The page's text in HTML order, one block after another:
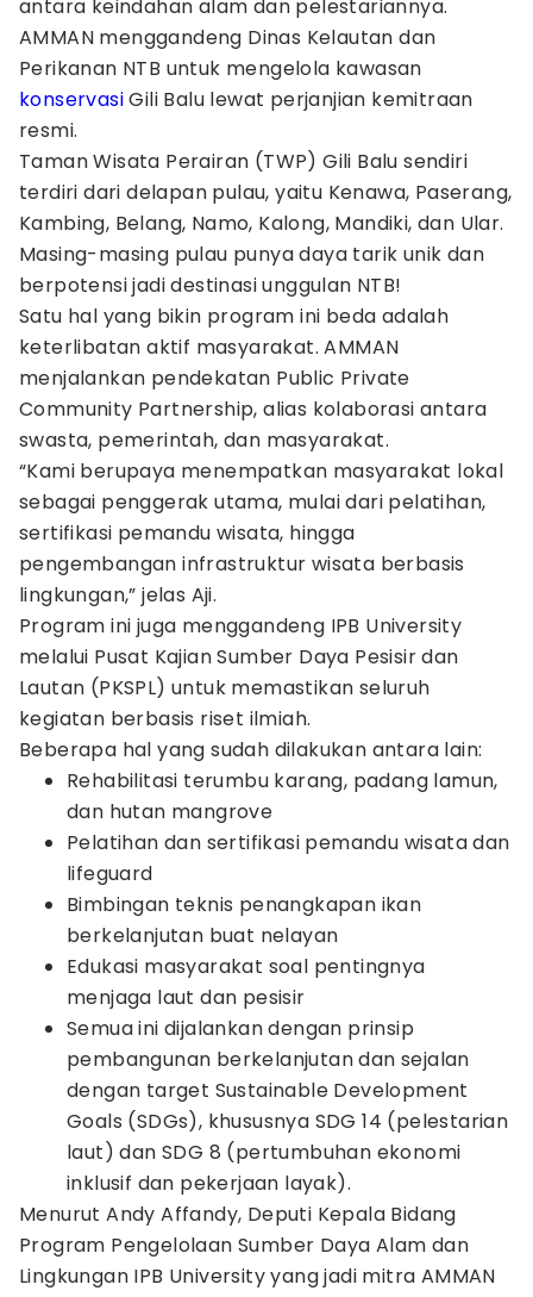
antara keindahan alam dan pelestariannya.
AMMAN menggandeng Dinas Kelautan dan
Perikanan NTB untuk mengelola kawasan
konservasiGili Balu lewat perjanjian kemitraan
resmi.
Taman Wisata Perairan (TWP) Gili Balu sendiri
terdiri dari delapan pulau, yaitu Kenawa, Paserang,
Kambing, Belang, Namo, Kalong, Mandiki, dan Ular.
Masing-masing pulau punya daya tarik unik dan
berpotensi jadi destinasi unggulan NTB!
Satu hal yang bikin program ini beda adalah
keterlibatan aktif masyarakat. AMMAN
menjalankan pendekatan Public Private
Community Partnership, alias kolaborasi antara
swasta, pemerintah, dan masyarakat.
“Kami berupaya menempatkan masyarakat lokal
sebagai penggerak utama, mulai dari pelatihan,
sertifikasi pemandu wisata, hingga
pengembangan infrastruktur wisata berbasis
lingkungan,” jelas Aji.
Program ini juga menggandeng IPB University
melalui Pusat Kajian Sumber Daya Pesisir dan
Lautan (PKSPL) untuk memastikan seluruh
kegiatan berbasis riset ilmiah.
Beberapa hal yang sudah dilakukan antara lain:
Rehabilitasi terumbu karang, padang lamun,
dan hutan mangrove
Pelatihan dan sertifikasi pemandu wisata dan
lifeguard
Bimbingan teknis penangkapan ikan
berkelanjutan buat nelayan
Edukasi masyarakat soal pentingnya
menjaga laut dan pesisir
Semua ini dijalankan dengan prinsip
pembangunan berkelanjutan dan sejalan
dengan target Sustainable Development
Goals (SDGs), khususnya SDG 14 (pelestarian
laut) dan SDG 8 (pertumbuhan ekonomi
inklusif dan pekerjaan layak).
Menurut Andy Affandy, Deputi Kepala Bidang
Program Pengelolaan Sumber Daya Alam dan
Lingkungan IPB University yang jadi mitra AMMAN